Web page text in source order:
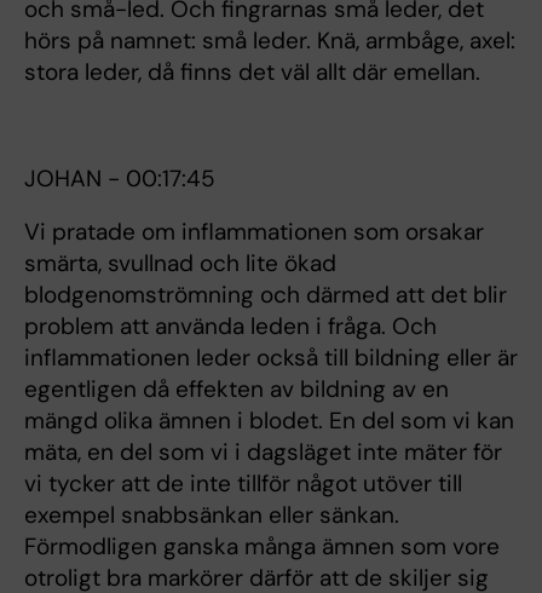
och små-led. Och fingrarnas små leder, det
hörs på namnet: små leder. Knä, armbåge, axel:
stora leder, då finns det väl allt där emellan.
JOHAN - 00:17:45
Vi pratade om inflammationen som orsakar
smärta, svullnad och lite ökad
blodgenomströmning och därmed att det blir
problem att använda leden i fråga. Och
inflammationen leder också till bildning eller är
egentligen då effekten av bildning av en
mängd olika ämnen i blodet. En del som vi kan
mäta, en del som vi i dagsläget inte mäter för
vi tycker att de inte tillför något utöver till
exempel snabbsänkan eller sänkan.
Förmodligen ganska många ämnen som vore
otroligt bra markörer därför att de skiljer sig